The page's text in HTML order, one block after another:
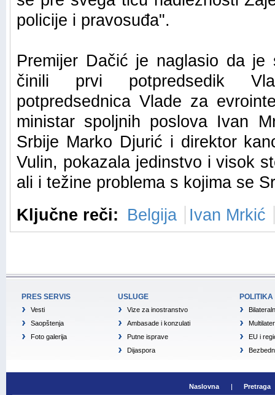
policije i pravosuđa".
Premijer Dačić je naglasio da je
činili prvi potpredsedik
potpredsednica Vlade za
ministar spoljnih poslova Ivan
Srbije Marko Djurić i direktor
Vulin, pokazala jedinstvo i visok
ali i težine problema s kojima se
Ključne reči: Belgija Ivan Mrkić
PRES SERVIS
Vesti
Saopštenja
Foto galerija
USLUGE
Vize za inostranstvo
Ambasade i konzulati
Putne isprave
Dijaspora
POLITIKA
EU i
Naslovna Pretraga